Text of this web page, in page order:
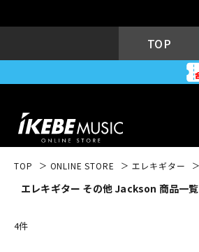
TOP
エレキギター
TOP ONLINE STORE エレキギター
エレキギター その他 Jackson 商品一覧
4件